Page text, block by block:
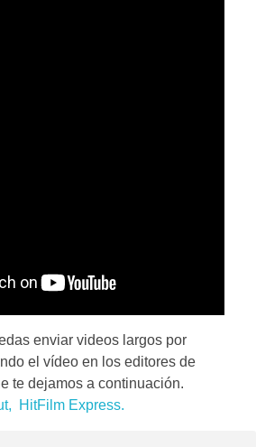
enviar videos largos por
el vídeo en los editores de
te dejamos a continuación.
HitFilm Express.